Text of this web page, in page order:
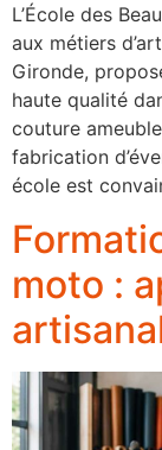
L’École des
aux métiers
Gironde,
haute qualité
couture
fabrication
école est
moto :